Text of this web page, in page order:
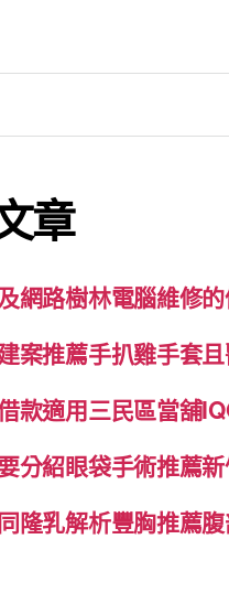
章
網路樹林電腦維修
案推薦手扒雞手套
款適用三民區當舖
分紹眼袋手術推薦
隆乳解析豐胸推薦